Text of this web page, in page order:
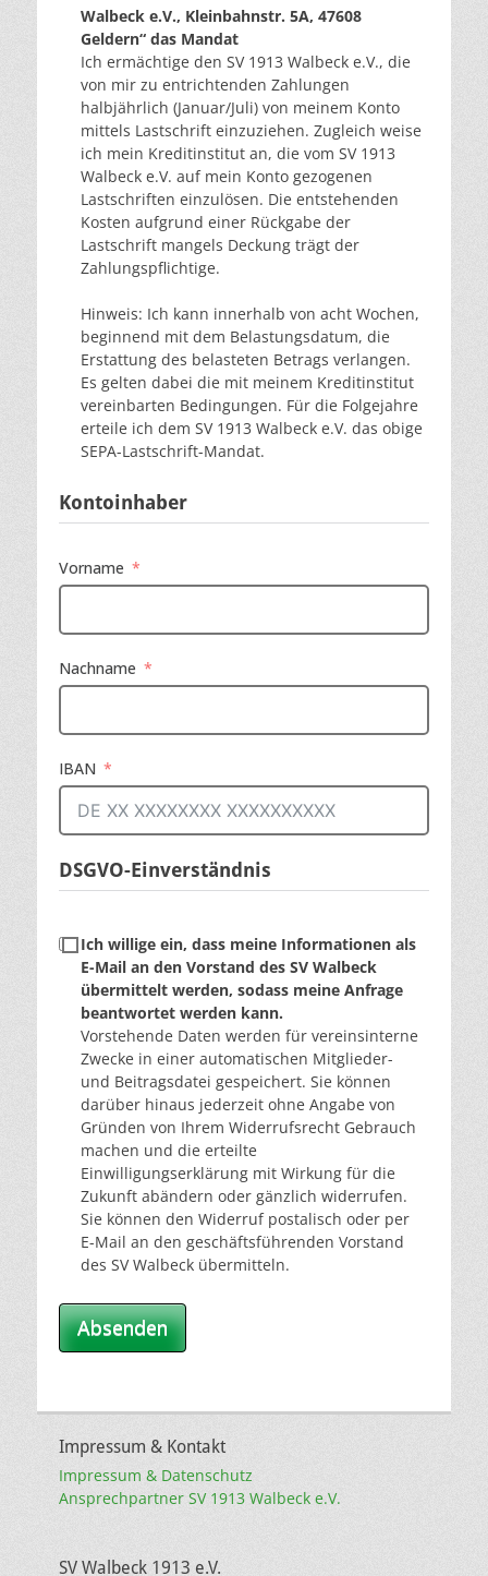
Walbeck e.V., Kleinbahnstr. 5A, 47608
Geldern“ das Mandat
Ich ermächtige den SV 1913 Walbeck e.V., die
von mir zu entrichtenden Zahlungen
halbjährlich (Januar/Juli) von meinem Konto
mittels Lastschrift einzuziehen. Zugleich weise
ich mein Kreditinstitut an, die vom SV 1913
Walbeck e.V. auf mein Konto gezogenen
Lastschriften einzulösen. Die entstehenden
Kosten aufgrund einer Rückgabe der
Lastschrift mangels Deckung trägt der
Zahlungspflichtige.
Hinweis: Ich kann innerhalb von acht Wochen,
beginnend mit dem Belastungsdatum, die
Erstattung des belasteten Betrags verlangen.
Es gelten dabei die mit meinem Kreditinstitut
vereinbarten Bedingungen. Für die Folgejahre
erteile ich dem SV 1913 Walbeck e.V. das obige
SEPA-Lastschrift-Mandat.
Kontoinhaber
Vorname
Nachname
IBAN
DSGVO-Einverständnis
Ich willige ein, dass meine Informationen als
E-Mail an den Vorstand des SV Walbeck
übermittelt werden, sodass meine Anfrage
beantwortet werden kann.
Vorstehende Daten werden für vereinsinterne
Zwecke in einer automatischen Mitglieder-
und Beitragsdatei gespeichert. Sie können
darüber hinaus jederzeit ohne Angabe von
Gründen von Ihrem Widerrufsrecht Gebrauch
machen und die erteilte
Einwilligungserklärung mit Wirkung für die
Zukunft abändern oder gänzlich widerrufen.
Sie können den Widerruf postalisch oder per
E-Mail an den geschäftsführenden Vorstand
des SV Walbeck übermitteln.
Absenden
Impressum & Kontakt
Impressum & Datenschutz
Ansprechpartner SV 1913 Walbeck e.V.
SV Walbeck 1913 e.V.